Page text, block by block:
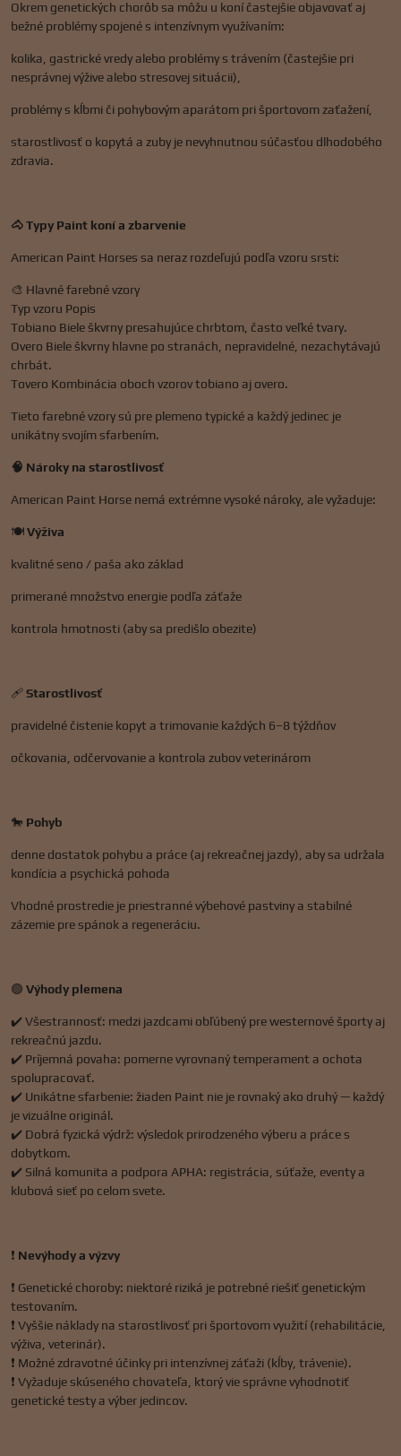
Okrem genetických chorôb sa môžu u koní častejšie objavovať aj
bežné problémy spojené s intenzívnym využívaním:
kolika, gastrické vredy alebo problémy s trávením (častejšie pri
nesprávnej výžive alebo stresovej situácii),
problémy s kĺbmi či pohybovým aparátom pri športovom zaťažení,
starostlivosť o kopytá a zuby je nevyhnutnou súčasťou dlhodobého
zdravia.
🐴 Typy Paint koní a zbarvenie
American Paint Horses sa neraz rozdeľujú podľa vzoru srsti:
🎨 Hlavné farebné vzory
Typ vzoru Popis
Tobiano Biele škvrny presahujúce chrbtom, často veľké tvary.
Overo Biele škvrny hlavne po stranách, nepravidelné, nezachytávajú
chrbát.
Tovero Kombinácia oboch vzorov tobiano aj overo.
Tieto farebné vzory sú pre plemeno typické a každý jedinec je
unikátny svojím sfarbením.
🧠 Nároky na starostlivosť
American Paint Horse nemá extrémne vysoké nároky, ale vyžaduje:
🍽️Výživa
kvalitné seno / paša ako základ
primerané množstvo energie podľa záťaže
kontrola hmotnosti (aby sa predišlo obezite)
🩹Starostlivosť
pravidelné čistenie kopyt a trimovanie každých 6–8 týždňov
očkovania, odčervovanie a kontrola zubov veterinárom
🐎 Pohyb
denne dostatok pohybu a práce (aj rekreačnej jazdy), aby sa udržala
kondícia a psychická pohoda
Vhodné prostredie je priestranné výbehové pastviny a stabilné
zázemie pre spánok a regeneráciu.
🟢 Výhody plemena
✔️ Všestrannosť: medzi jazdcami obľúbený pre westernové športy aj
rekreačnú jazdu.
✔️ Príjemná povaha: pomerne vyrovnaný temperament a ochota
spolupracovať.
✔️ Unikátne sfarbenie: žiaden Paint nie je rovnaký ako druhý — každý
je vizuálne originál.
✔️ Dobrá fyzická výdrž: výsledok prirodzeného výberu a práce s
dobytkom.
✔️ Silná komunita a podpora APHA: registrácia, súťaže, eventy a
klubová sieť po celom svete.
❗ Nevýhody a výzvy
❗ Genetické choroby: niektoré riziká je potrebné riešiť genetickým
testovaním.
❗ Vyššie náklady na starostlivosť pri športovom využití (rehabilitácie,
výživa, veterinár).
❗ Možné zdravotné účinky pri intenzívnej záťaži (kĺby, trávenie).
❗ Vyžaduje skúseného chovateľa, ktorý vie správne vyhodnotiť
genetické testy a výber jedincov.